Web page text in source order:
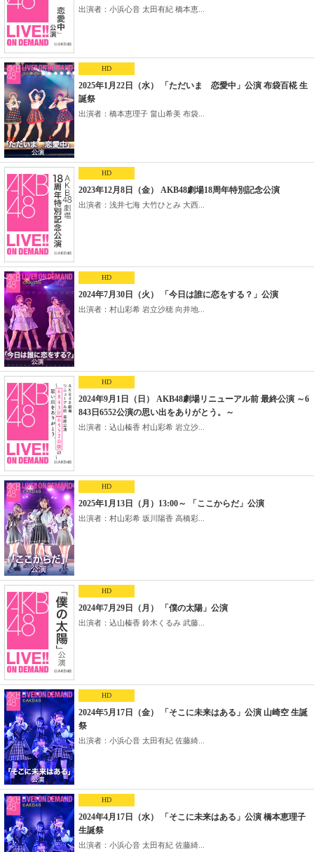
出演者：小浜心音 太田有紀 橋本恵...
HD
2025年1月22日（水） 「ただいま 恋愛中」公演 布袋百椛 生
誕祭
出演者：橋本恵理子 畠山希美 布袋...
HD
2023年12月8日（金） AKB48劇場18周年特別記念公演
出演者：浅井七海 大竹ひとみ 大西...
HD
2024年7月30日（火） 「今日は誰に恋をする？」公演
出演者：村山彩希 岩立沙穂 向井地...
HD
2024年9月1日（日） AKB48劇場リニューアル前 最終公演 ～6
843日6552公演の思い出をありがとう。～
出演者：込山榛香 村山彩希 岩立沙...
HD
2025年1月13日（月）13:00～ 「ここからだ」公演
出演者：村山彩希 坂川陽香 高橋彩...
HD
2024年7月29日（月） 「僕の太陽」公演
出演者：込山榛香 鈴木くるみ 武藤...
HD
2024年5月17日（金） 「そこに未来はある」公演 山崎空 生誕
祭
出演者：小浜心音 太田有紀 佐藤綺...
HD
2024年4月17日（水） 「そこに未来はある」公演 橋本恵理子
生誕祭
出演者：小浜心音 太田有紀 佐藤綺...